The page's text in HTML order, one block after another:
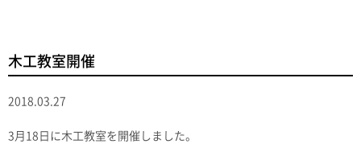
木工教室開催
2018.03.27
3月18日に木工教室を開催しました。